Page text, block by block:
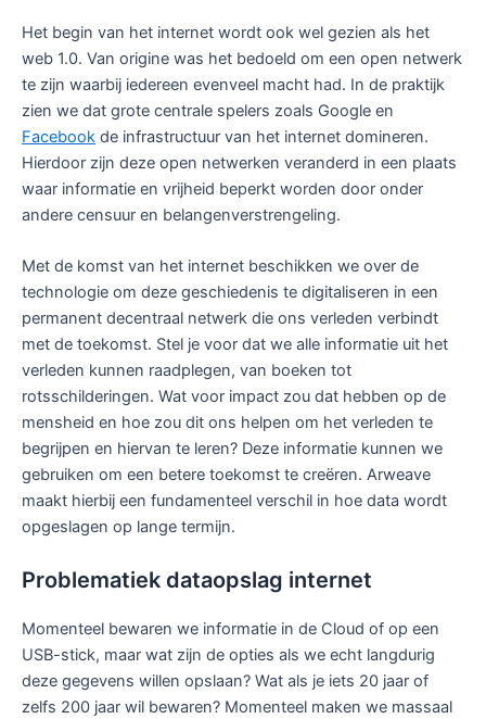
Het begin van het internet wordt ook wel gezien als het
web 1.0. Van origine was het bedoeld om een open netwerk
te zijn waarbij iedereen evenveel macht had. In de praktijk
zien we dat grote centrale spelers zoals Google en
Facebook de infrastructuur van het internet domineren.
Hierdoor zijn deze open netwerken veranderd in een plaats
waar informatie en vrijheid beperkt worden door onder
andere censuur en belangenverstrengeling.
Met de komst van het internet beschikken we over de
technologie om deze geschiedenis te digitaliseren in een
permanent decentraal netwerk die ons verleden verbindt
met de toekomst. Stel je voor dat we alle informatie uit het
verleden kunnen raadplegen, van boeken tot
rotsschilderingen. Wat voor impact zou dat hebben op de
mensheid en hoe zou dit ons helpen om het verleden te
begrijpen en hiervan te leren? Deze informatie kunnen we
gebruiken om een betere toekomst te creëren. Arweave
maakt hierbij een fundamenteel verschil in hoe data wordt
opgeslagen op lange termijn.
Problematiek dataopslag internet
Momenteel bewaren we informatie in de Cloud of op een
USB-stick, maar wat zijn de opties als we echt langdurig
deze gegevens willen opslaan? Wat als je iets 20 jaar of
zelfs 200 jaar wil bewaren? Momenteel maken we massaal